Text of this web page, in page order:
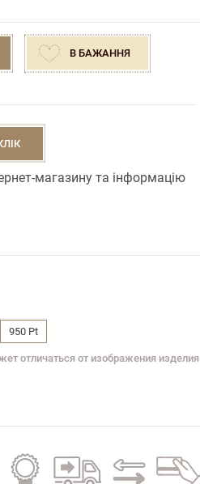
В БАЖАННЯ
магазину та інформацію
950 Pt
отличаться от изображения изделия
Гарантія
на всі
Безкоштовна
доставка
Обмін
старого
Кредит
на всі